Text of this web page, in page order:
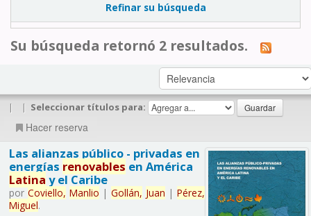
Refinar su búsqueda
Su búsqueda retornó 2 resultados.
| | Seleccionar títulos para:
Hacer reserva
Las alianzas público - privadas en
energías renovables en América
Latina y el Caribe
por Coviello, Manlio | Gollán, Juan | Pérez,
Miguel.